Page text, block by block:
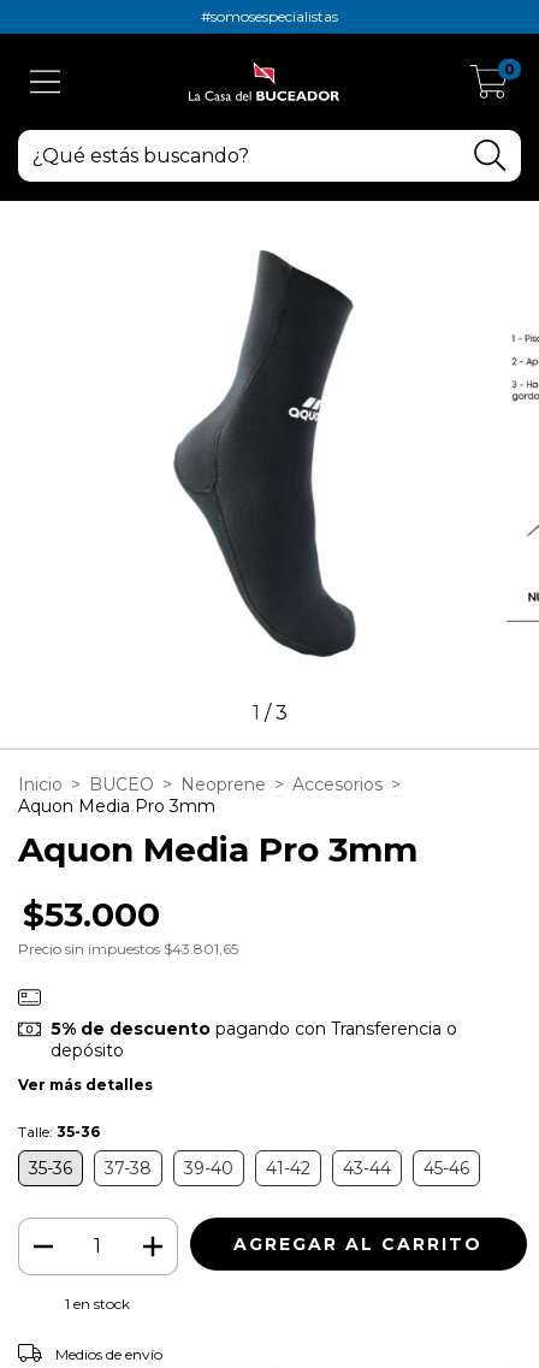
#somosespecialistas
0
1 /3
Inicio > BUCEO > Neoprene > Accesorios >
Aquon Media Pro 3mm
Aquon Media Pro 3mm
$53.000
Precio sin impuestos $43.801,65
5% de descuentopagando con Transferencia o
depósito
Ver más detalles
Talle: 35-36
35-36 37-38 39-40 41-42 43-44 45-46
1 en stock
Entregas para el CP:
Medios de envío